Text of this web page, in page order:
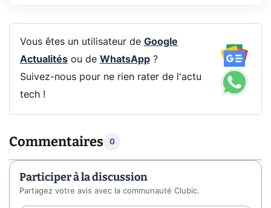
Vous êtes un utilisateur de Google
Actualitésou de WhatsApp?
Suivez-nous pour ne rien rater de l'actu
tech !
Commentaires 0
Participer à la discussion
Partagez votre avis avec la communauté Clubic.